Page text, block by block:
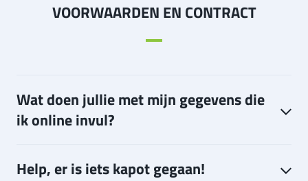
VOORWAARDEN EN CONTRACT
Wat doen jullie met mijn gegevens die
ik online invul?
Help, er is iets kapot gegaan!